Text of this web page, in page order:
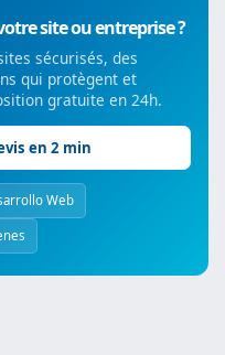
site ou entreprise ?
sécurisés, des
qui protègent et
gratuite en 24h.
en 2 min
Web